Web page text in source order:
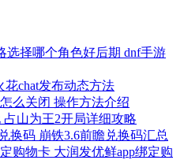
选择哪个角色好后期 dnf手游
花chat发布动态方法
么关闭 操作方法介绍
山为王2开局详细攻略
换码 崩铁3.6前瞻兑换码汇总
购物卡 大润发优鲜app绑定购